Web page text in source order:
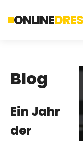
ONLINE
Blog
Ein Jahr
der